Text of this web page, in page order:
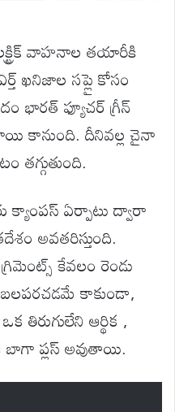
వాహనాల తయారీకి
ఖనిజాల సప్లై కోసం
భారత్‌ ఫ్యూచర్‌ గ్రీన్
కానుంది. దీనివల్ల చైనా
క్యాంపస్ ఏర్పాటు ద్వారా
అవతరిస్తుంది.
కేవలం రెండు
కాకుండా,
ఆర్థిక ,
బాగా ప్లస్ అవుతాయి.